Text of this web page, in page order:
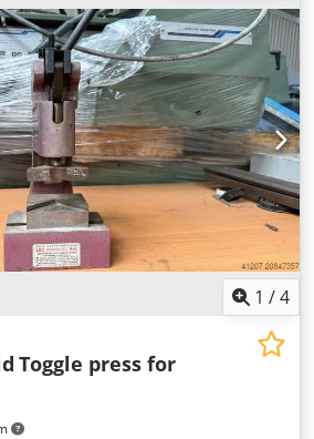
Капацитет на рязане при 45°
Квадратно 150 мм, Правоъгълно
ъгломер за масата на триона Ъглов
180° Спрей устройство Дву-
1 /4
Toggle press for